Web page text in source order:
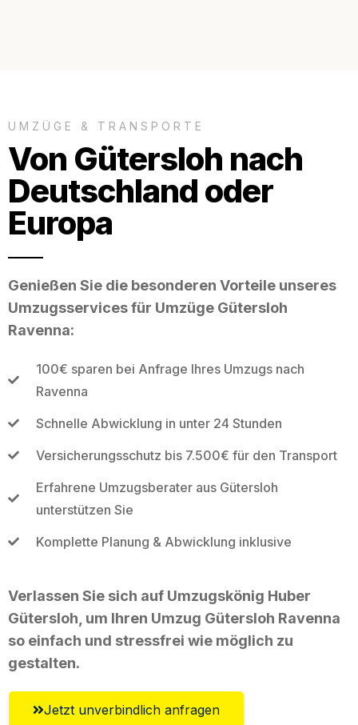
UMZÜGE & TRANSPORTE
Von Gütersloh nach
Deutschland oder
Europa
Genießen Sie die besonderen Vorteile unseres
Umzugsservices für Umzüge Gütersloh
Ravenna:
100€ sparen bei Anfrage Ihres Umzugs nach
Ravenna
Schnelle Abwicklung in unter 24 Stunden
Versicherungsschutz bis 7.500€ für den Transport
Erfahrene Umzugsberater aus Gütersloh
unterstützen Sie
Komplette Planung & Abwicklung inklusive
Verlassen Sie sich auf Umzugskönig Huber
Gütersloh, um Ihren Umzug Gütersloh Ravenna
so einfach und stressfrei wie möglich zu
gestalten.
Jetzt unverbindlich anfragen